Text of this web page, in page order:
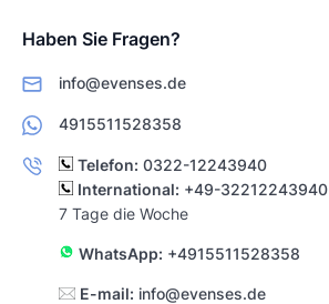
Haben Sie Fragen?
info@evenses.de
4915511528358
Telefon: 0322-12243940
International: +49-32212243940
7 Tage die Woche
WhatsApp: +4915511528358
E-mail: info@evenses.de